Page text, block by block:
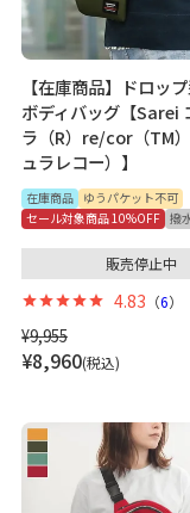
【在庫商品】ドロッ
ボディバッグ【Sarei
ラ（R）re/cor（TM
ュラレコー）】
在庫商品
ゆうパケット不可
セール対象商品 10%OFF 撥
¥9,955
¥8,960 税込
販売停止中
4.83 （6）